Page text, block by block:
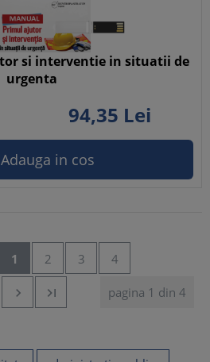
si interventie in situatii de
urgenta
94,35 Lei
Adauga in cos
1 2 3 4
pagina 1 din 4

